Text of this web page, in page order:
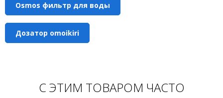
Osmos фильтр для воды
Дозатор omoikiri
С ЭТИМ ТОВАРОМ ЧАСТО